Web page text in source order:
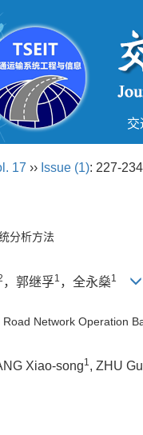
交
17 ›› Issue (1): 227-
分析方法
，郭继孚1 ，全永燊1
Network Operation
Xiao-song1, ZHU